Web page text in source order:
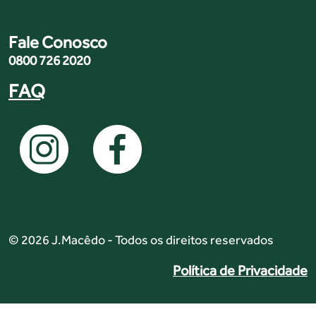
Fale Conosco
0800 726 2020
FAQ
© 2026 J.Macêdo - Todos os direitos reservados
Política de Privacidade